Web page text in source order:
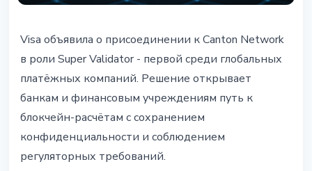
Visa стала Super Validator в
Canton Network
26 марта 2026 г.2 мин чтения
Наталия Дорофеева
Visa объявила о присоединении к Canton Network
в роли Super Validator - первой среди глобальных
платёжных компаний. Решение открывает
банкам и финансовым учреждениям путь к
блокчейн-расчётам с сохранением
конфиденциальности и соблюдением
регуляторных требований.